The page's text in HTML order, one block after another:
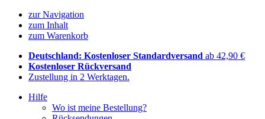
zur Navigation
zum Inhalt
zum Warenkorb
Deutschland: Kostenloser Standardversand ab 42,90 €
Kostenloser Rückversand
Zustellung in 2 Werktagen.
Hilfe
Wo ist meine Bestellung?